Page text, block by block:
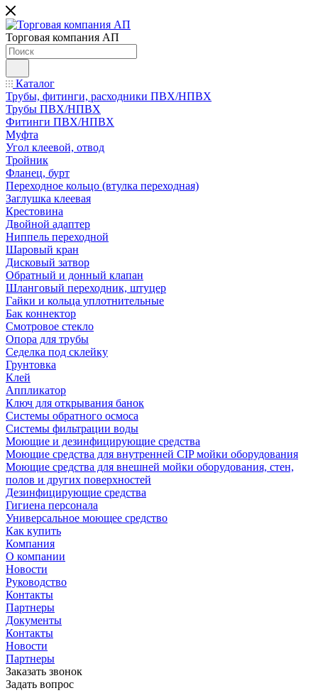
Торговая компания АП
Каталог
Трубы, фитинги, расходники ПВХ/НПВХ
Трубы ПВХ/НПВХ
Фитинги ПВХ/НПВХ
Муфта
Угол клеевой, отвод
Тройник
Фланец, бурт
Переходное кольцо (втулка переходная)
Заглушка клеевая
Крестовина
Двойной адаптер
Ниппель переходной
Шаровый кран
Дисковый затвор
Обратный и донный клапан
Шланговый переходник, штуцер
Гайки и кольца уплотнительные
Бак коннектор
Смотровое стекло
Опора для трубы
Седелка под склейку
Грунтовка
Клей
Аппликатор
Ключ для открывания банок
Системы обратного осмоса
Системы фильтрации воды
Моющие и дезинфицирующие средства
Моющие средства для внутренней CIP мойки оборудования
Моющие средства для внешней мойки оборудования, стен,
полов и других поверхностей
Дезинфицирующие средства
Гигиена персонала
Универсальное моющее средство
Как купить
Компания
О компании
Новости
Руководство
Контакты
Партнеры
Документы
Контакты
Новости
Партнеры
Заказать звонок
Задать вопрос